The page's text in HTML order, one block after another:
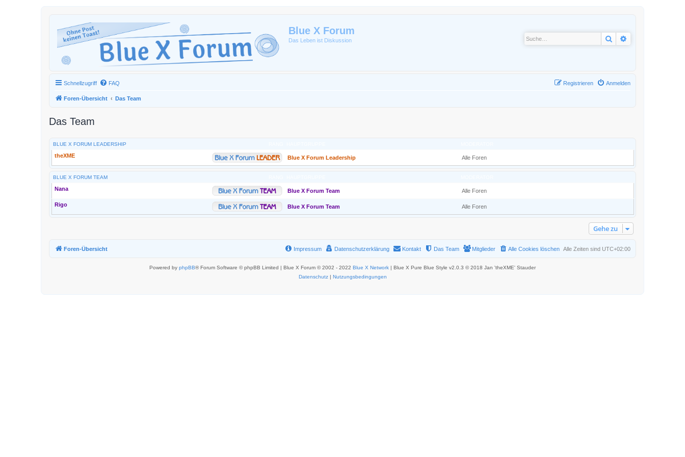
Blue X Forum
Das Leben ist Diskussion Suche
Schnellzugriff FAQ Anmelden
Registrieren
Foren-Übersicht Das Team
Das Team
BLUE X FORUM LEADERSHIP
theXME Blue X Forum Leadership Alle Foren
BLUE X FORUM TEAM
Nana Blue X Forum Team Alle Foren
Rigo Blue X Forum Team Alle Foren
Gehe zu
Foren-Übersicht Alle Zeiten sind UTC+02:00
Alle Cookies löschen
Mitglieder
Das Team
Kontakt
Datenschutzerklärung
Impressum
Powered by phpBB® Forum Software © phpBB Limited | Blue X Forum © 2002 - 2022 Blue X Network | Blue X Pure Blue Style v2.0.3 © 2018 Jan 'theXME' Stauder
Datenschutz| Nutzungsbedingungen